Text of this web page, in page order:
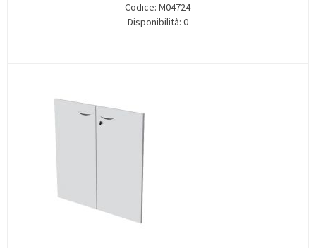
Codice: M04724
Disponibilità: 0